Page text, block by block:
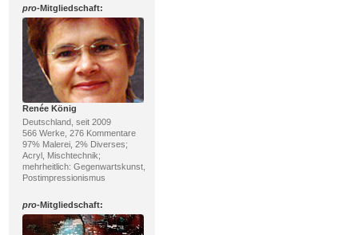
pro-Mitgliedschaft:
Renée König
Deutschland, seit 2009
566 Werke, 276 Kommentare
97% Malerei, 2% Diverses;
Acryl, Mischtechnik;
mehrheitlich: Gegenwartskunst,
Postimpressionismus
pro-Mitgliedschaft: